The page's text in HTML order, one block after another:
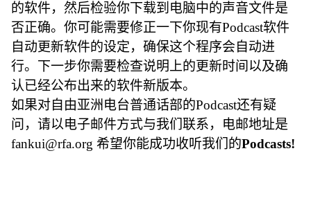
的软件，然后检验你下载到电脑中的声音文件是
否正确。你可能需要修正一下你现有Podcast软件
自动更新软件的设定，确保这个程序会自动进
行。下一步你需要检查说明上的更新时间以及确
认已经公布出来的软件新版本。
如果对自由亚洲电台普通话部的Podcast还有疑
问，请以电子邮件方式与我们联系，电邮地址是
fankui@rfa.org 希望你能成功收听我们的Podcasts!